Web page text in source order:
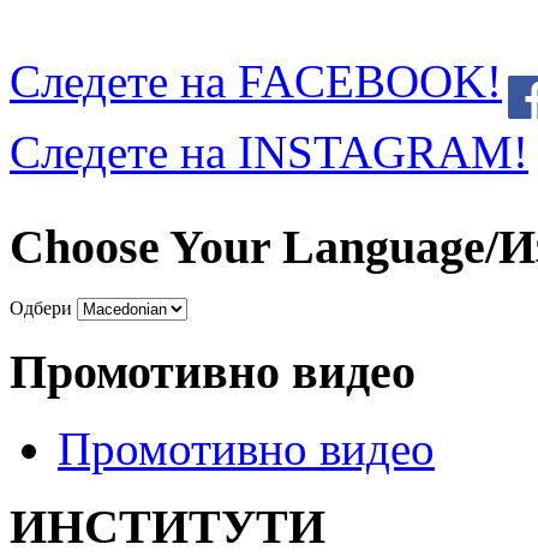
Следете на FACEBOOK!
Следете на INSTAGRAM!
Choose Your Language/
Одбери
Промотивно видео
Промотивно видео
ИНСТИТУТИ